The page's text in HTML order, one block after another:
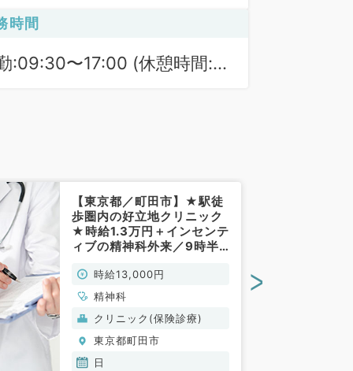
時間
:09:30〜17:00 (休憩時間:
【東京都／町田市】★駅徒
歩圏内の好立地クリニック
★時給1.3万円＋インセンテ
ィブの精神科外来／9時半
1・3・5週日曜日（第5日
曜は休診可）より募集◎指
定医不問（精神科／非常
勤）
時給13,000円
精神科
クリニック(保険診療)
東京都町田市
日
>